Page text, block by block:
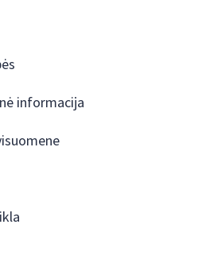
informacija